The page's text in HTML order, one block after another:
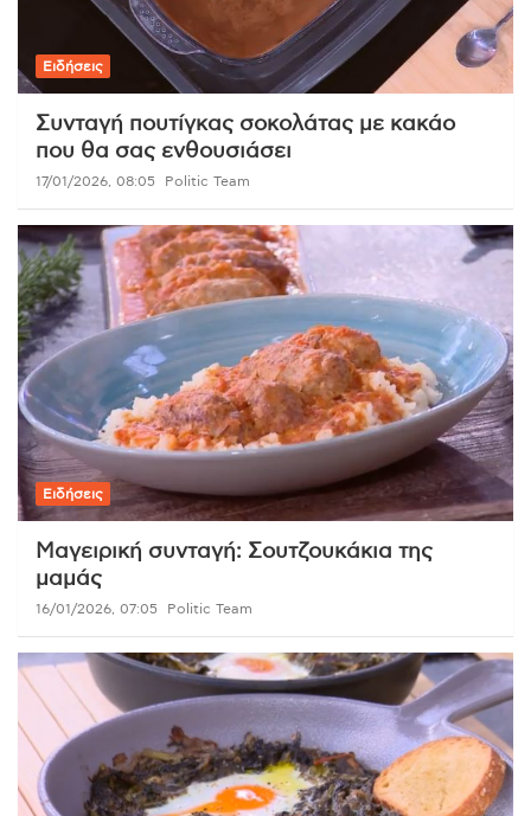
Ειδήσεις
Συνταγή πουτίγκας σοκολάτας με κακάο
που θα σας ενθουσιάσει
17/01/2026, 08:05 Politic Team
Ειδήσεις
Μαγειρική συνταγή: Σουτζουκάκια της
μαμάς
16/01/2026, 07:05 Politic Team